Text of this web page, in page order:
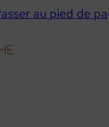
au pied de